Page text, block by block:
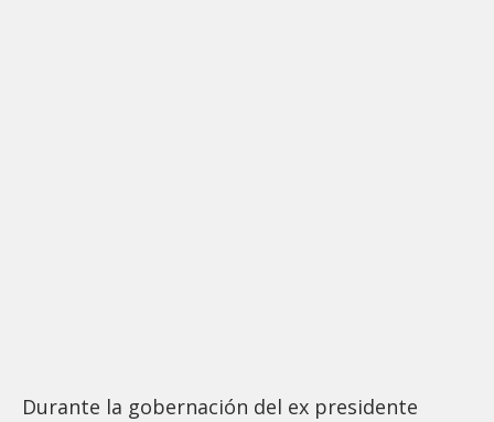
Durante la gobernación del ex presidente